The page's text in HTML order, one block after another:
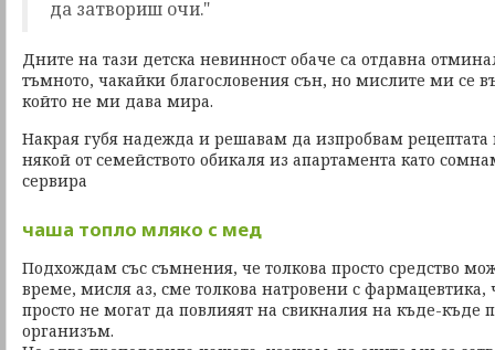
да затвориш очи."
Дните на тази детска невинност обаче са отдавна
тъмното, чакайки благословения сън, но мислите ми се
който не ми дава мира.
Накрая губя надежда и решавам да изпробвам рецептата
някой от семейството обикаля из апартамента като
сервира
чаша топло мляко с мед
Подхождам със съмнения, че толкова просто средство
време, мисля аз, сме толкова натровени с фармацевтика,
просто не могат да повлияят на свикналия на къде-къде
организъм.